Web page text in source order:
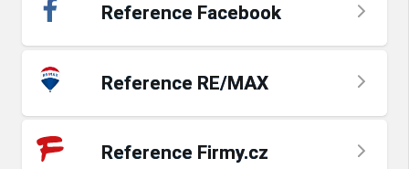
Reference Facebook
Reference RE/MAX
Reference Firmy.cz